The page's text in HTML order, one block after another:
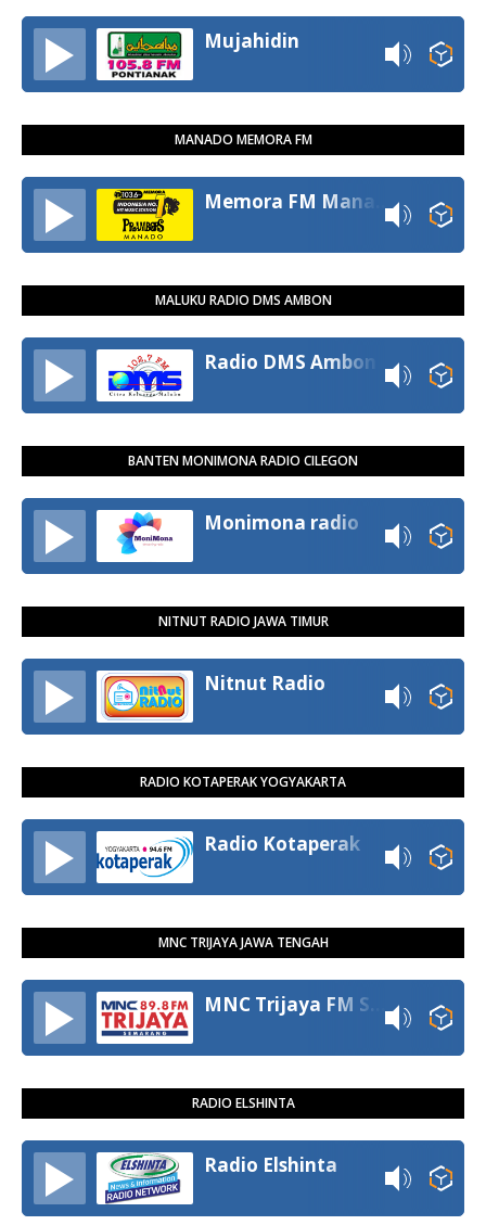
Mujahidin
MANADO MEMORA FM
MALUKU RADIO DMS AMBON
Radio DMS Ambon
BANTEN MONIMONA RADIO CILEGON
Monimona radio
NITNUT RADIO JAWA TIMUR
Nitnut Radio
RADIO KOTAPERAK YOGYAKARTA
Radio Kotaperak
MNC TRIJAYA JAWA TENGAH
RADIO ELSHINTA
Radio Elshinta